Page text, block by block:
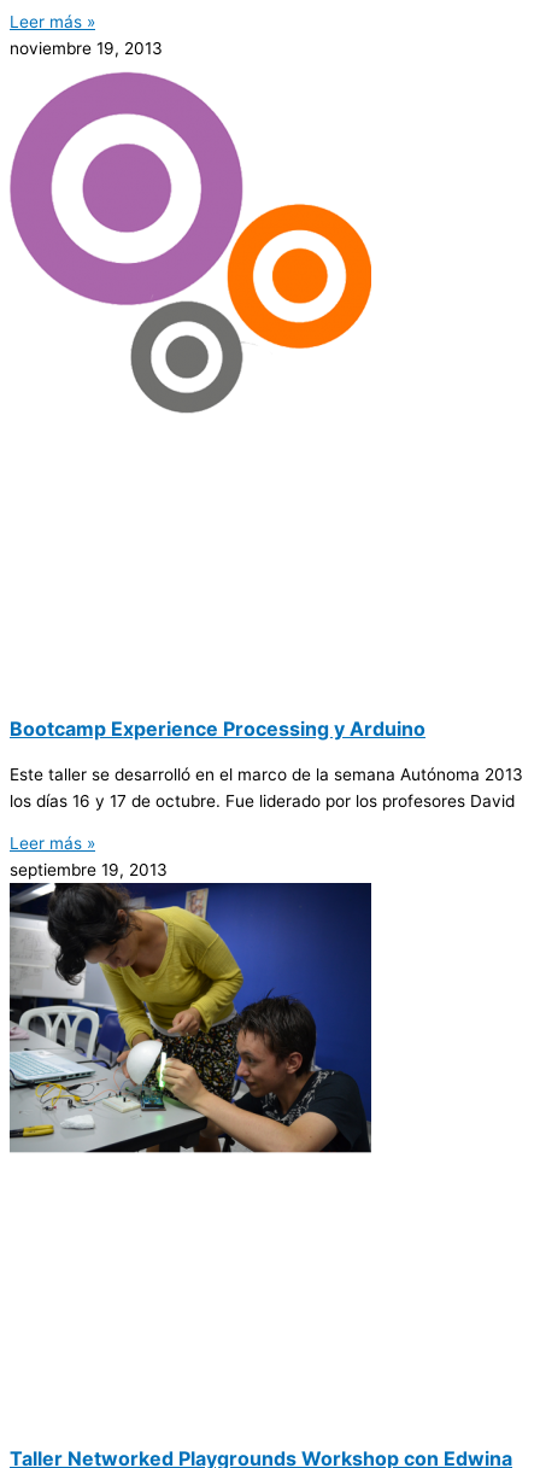
Leer más »
noviembre 19, 2013
Bootcamp Experience Processing y Arduino
Este taller se desarrolló en el marco de la semana Autónoma 2013
los días 16 y 17 de octubre. Fue liderado por los profesores David
Leer más »
septiembre 19, 2013
Taller Networked Playgrounds Workshop con Edwina